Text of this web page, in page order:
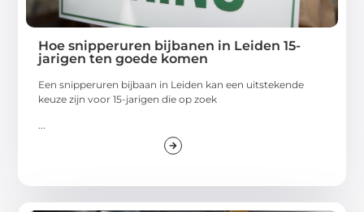
Hoe snipperuren bijbanen in Leiden 15-
jarigen ten goede komen
Een snipperuren bijbaan in Leiden kan een uitstekende
keuze zijn voor 15-jarigen die op zoek
...